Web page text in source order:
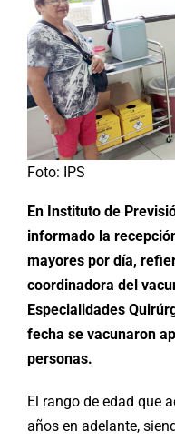
Foto: IPS
En Instituto de
informado la
mayores por día,
coordinadora del
Especialidades
fecha se vacunaron
personas.
El rango de edad que
años en adelante,